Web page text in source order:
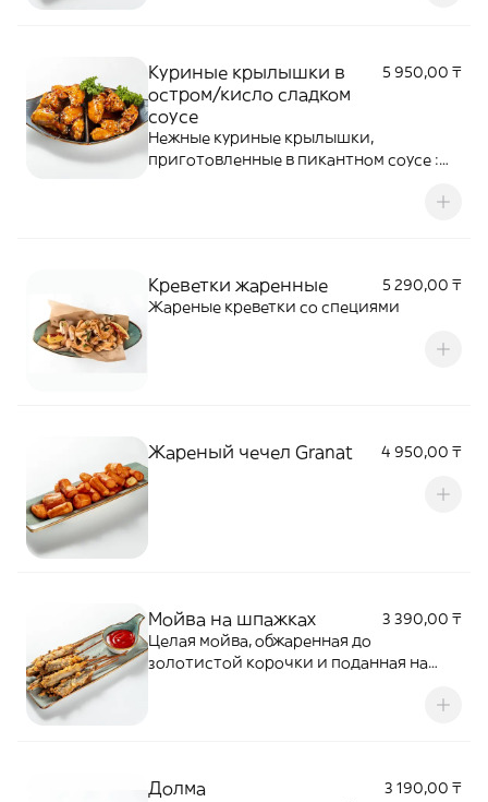
Куриные крылышки в
остром/кисло сладком
соусе
5 950,00 ₸
Нежные куриные крылышки,
приготовленные в пикантном соусе :
Креветки жаренные
5 290,00 ₸
Жареные креветки со специями
Жареный чечел Granat 4 950,00 ₸
Мойва на шпажках
3 390,00 ₸
Целая мойва, обжаренная до
золотистой корочки и поданная на
Долма
3 190,00 ₸